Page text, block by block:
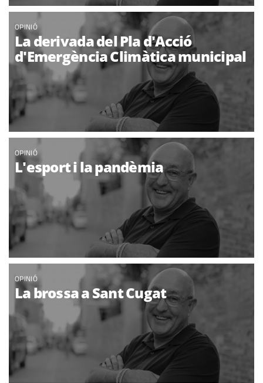
OPINIÓ
La derivada del Pla d'Acció
d'Emergència Climàtica municipal
OPINIÓ
L'esport i la pandèmia
OPINIÓ
La brossa a Sant Cugat